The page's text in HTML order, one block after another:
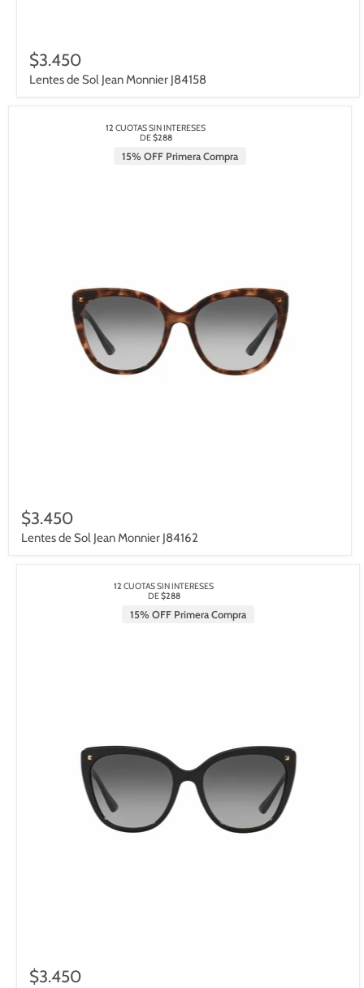
$3.450
Lentes de Sol Jean Monnier J84158
12 CUOTAS SIN INTERESES
DE$288
15% OFF Primera Compra
$3.450
Lentes de Sol Jean Monnier J84162
12 CUOTAS SIN INTERESES
DE$288
15% OFF Primera Compra
$3.450